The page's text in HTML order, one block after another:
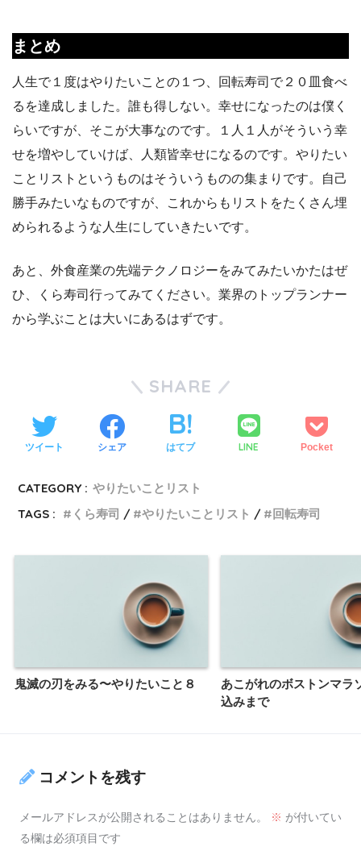
まとめ
人生で１度はやりたいことの１つ、回転寿司で２０皿食べ
るを達成しました。誰も得しない。幸せになったのは僕く
らいですが、そこが大事なのです。１人１人がそういう幸
せを増やしていけば、人類皆幸せになるのです。やりたい
ことリストというものはそういうものの集まりです。自己
勝手みたいなものですが、これからもリストをたくさん埋
められるような人生にしていきたいです。
あと、外食産業の先端テクノロジーをみてみたいかたはぜ
ひ、くら寿司行ってみてください。業界のトップランナー
から学ぶことは大いにあるはずです。
SHARE
ツイート シェア はてブ LINE Pocket
CATEGORY : やりたいことリスト
TAGS :
くら寿司 やりたいことリスト 回転寿司
鬼滅の刃をみる〜やりたいこと８
あこがれのボストンマラ
込みまで
コメントを残す
メールアドレスが公開されることはありません。 ※ が付いてい
る欄は必須項目です